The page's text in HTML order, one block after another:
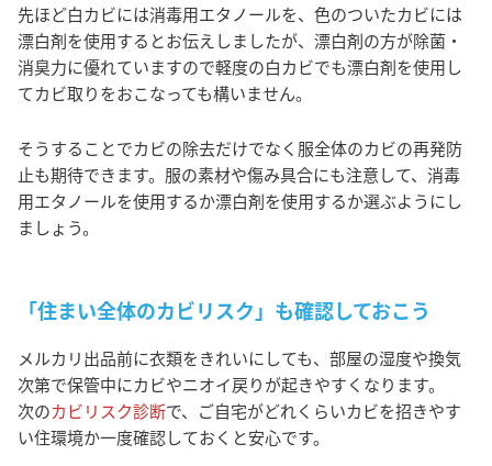
先ほど白カビには消毒用エタノールを、色のついたカビには
漂白剤を使用するとお伝えしましたが、漂白剤の方が除菌・
消臭力に優れていますので軽度の白カビでも漂白剤を使用し
てカビ取りをおこなっても構いません。
そうすることでカビの除去だけでなく服全体のカビの再発防
止も期待できます。服の素材や傷み具合にも注意して、消毒
用エタノールを使用するか漂白剤を使用するか選ぶようにし
ましょう。
「住まい全体のカビリスク」も確認しておこう
メルカリ出品前に衣類をきれいにしても、部屋の湿度や換気
次第で保管中にカビやニオイ戻りが起きやすくなります。
次のカビリスク診断で、ご自宅がどれくらいカビを招きやす
い住環境か一度確認しておくと安心です。